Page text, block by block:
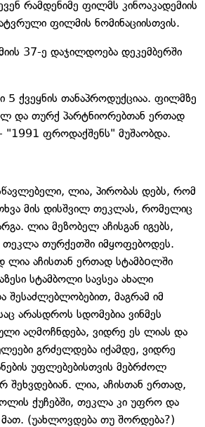
რამდენიმე ფილმს კინოაკადემიის
ფილმის ნომინაციისთვის.
37-ე დაჯილდოება დეკემბერში
5 ქვეყნის თანაპროდუქციაა. ფილმზე
და თურქ პარტნიორებთან ერთად
"1991 ფროდაქშენს" მუშაობდა.
ლია, პირობას დებს, რომ
მის დისშვილ თეკლას, რომელიც
ლია მეზობელ აჩისგან იგებს,
თურქეთში იმყოფებოდეს.
ლია აჩისთან ერთად სტამბoლში
სტამბოლი სავსეა ახალი
შესაძლებლობებით, მაგრამ იმ
არასდროს სდომებია ვინმეს
აღმოჩნდება, ვიდრე ეს ლიას და
გრძელდება იქამდე, ვიდრე
უფლებებისთვის მებრძოლ
შეხვდებიან. ლია, აჩისთან ერთად,
ქუჩებში, თეკლა კი უფრო და
(უახლოვდება თუ შორდება?)